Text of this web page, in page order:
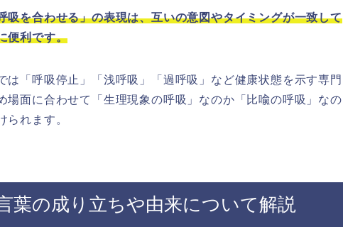
吸を合わせる」の表現は、互いの意図やタイミングが一致して
便利です。
は「呼吸停止」「浅呼吸」「過呼吸」など健康状態を示す専門
場面に合わせて「生理現象の呼吸」なのか「比喩の呼吸」なの
られます。
葉の成り立ちや由来について解説